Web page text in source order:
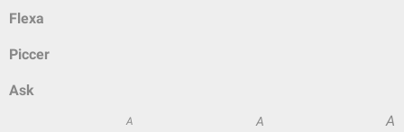
Flexa
Piccer
Ask
A A A